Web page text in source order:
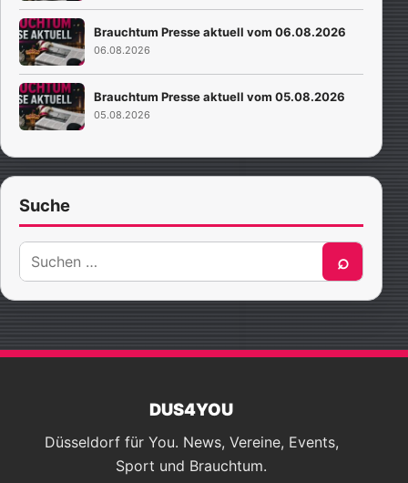
Brauchtum Presse aktuell vom 06.08.2026
06.08.2026
Brauchtum Presse aktuell vom 05.08.2026
05.08.2026
Suche
Suche
nach:
⌕
DUS4YOU
Düsseldorf für You. News, Vereine, Events,
Sport und Brauchtum.